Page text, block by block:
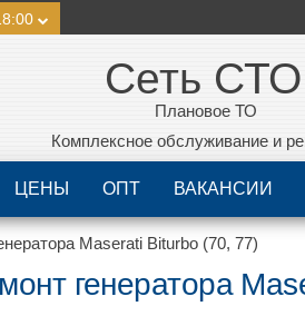
Сеть СТО
Плановое ТО
Комплексное обслуживание и
ЦЕНЫ ОПТ ВАКАНСИИ
Maserati Biturbo (70, 77)
генератора